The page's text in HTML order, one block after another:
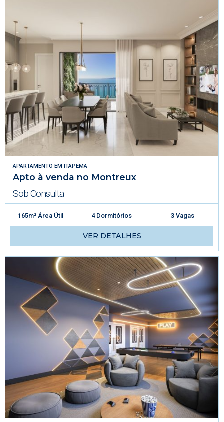
APARTAMENTO EM ITAPEMA
Apto à venda no Montreux
Sob Consulta
165m² Área Útil 4 Dormitórios 3 Vagas
VER DETALHES